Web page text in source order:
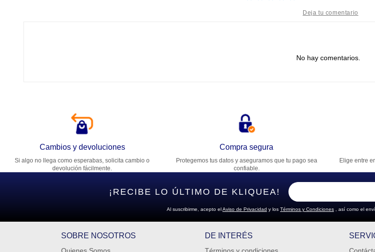
Dirección de email
Escribe un comentario
No hay comentarios.
Cambios y devoluciones
Si algo no llega como esperabas, solicita cambio o
devolución fácilmente.
Compra segura
Protegemos tus datos y aseguramos que tu pago sea
confiable.
Elige entre
¡RECIBE LO ÚLTIMO DE KLIQUEA!
Al suscribirme, acepto elAviso de Privacidad y los Términos y Condiciones , así como el
SOBRE NOSOTROS DE INTERÉS